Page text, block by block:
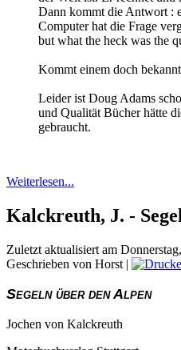
Dann kommt die Antwort :
Computer hat die Frage
but what the heck was the
Kommt einem doch
Leider ist Doug Adams
und Qualität Bücher hätte
gebraucht.
Weiterlesen...
Kalckreuth, J. -
Zuletzt aktualisiert am
Geschrieben von Horst |
Segeln über den Alpen
Jochen von Kalckreuth